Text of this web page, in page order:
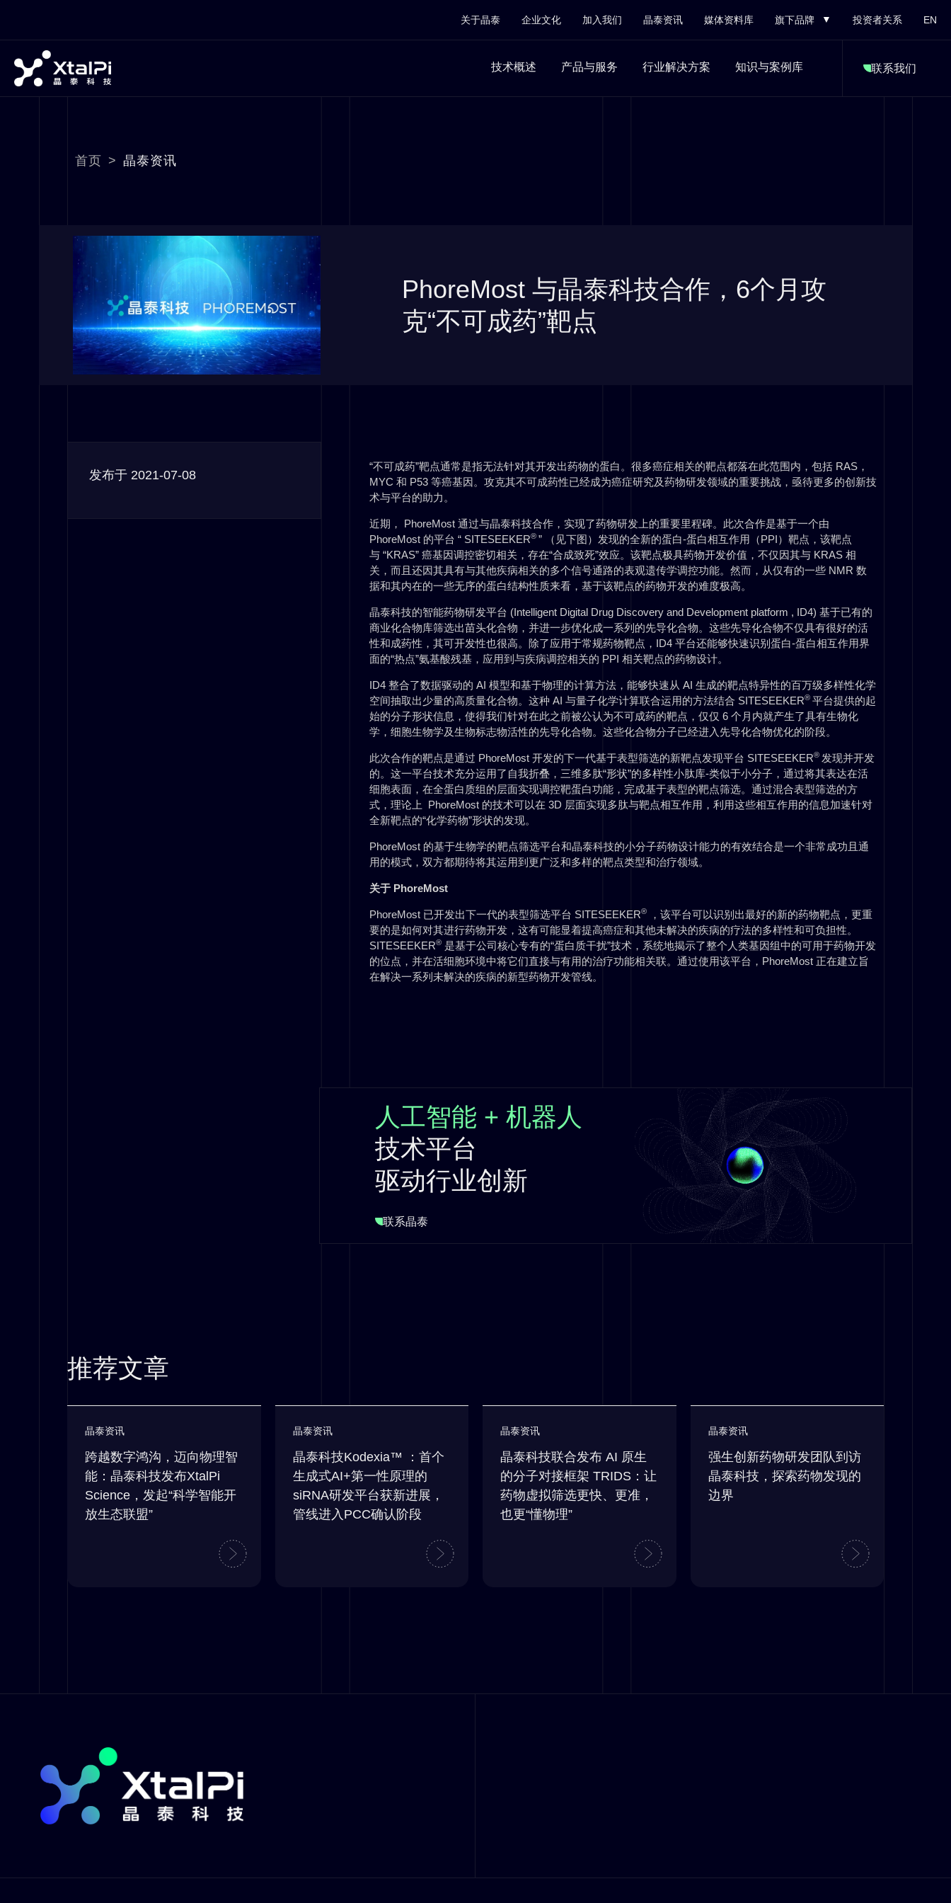
关于晶泰 企业文化 加入我们 晶泰资讯 媒体资料库 旗下品牌 投资者关系 EN
技术概述 产品与服务 行业解决方案 知识与案例库 联系我们
首页 > 晶泰资讯
PhoreMost 与晶泰科技合作，6个月攻
克“不可成药”靶点
发布于 2021-07-08
“不可成药”靶点通常是指无法针对其开发出药物的蛋白。很多癌症相关的靶点都落在此范围内，包括 RAS，
MYC 和 P53 等癌基因。攻克其不可成药性已经成为癌症研究及药物研发领域的重要挑战，亟待更多的创新技
术与平台的助力。
近期， PhoreMost 通过与晶泰科技合作，实现了药物研发上的重要里程碑。此次合作是基于一个由
PhoreMost 的平台 “ SITESEEKER® ” （见下图）发现的全新的蛋白-蛋白相互作用（PPI）靶点，该靶点
与 “KRAS” 癌基因调控密切相关，存在“合成致死”效应。该靶点极具药物开发价值，不仅因其与 KRAS 相
关，而且还因其具有与其他疾病相关的多个信号通路的表观遗传学调控功能。然而，从仅有的一些 NMR 数
据和其内在的一些无序的蛋白结构性质来看，基于该靶点的药物开发的难度极高。
晶泰科技的智能药物研发平台 (Intelligent Digital Drug Discovery and Development platform , ID4) 基于已有的
商业化合物库筛选出苗头化合物，并进一步优化成一系列的先导化合物。这些先导化合物不仅具有很好的活
性和成药性，其可开发性也很高。除了应用于常规药物靶点，ID4 平台还能够快速识别蛋白-蛋白相互作用界
面的“热点”氨基酸残基，应用到与疾病调控相关的 PPI 相关靶点的药物设计。
ID4 整合了数据驱动的 AI 模型和基于物理的计算方法，能够快速从 AI 生成的靶点特异性的百万级多样性化学
空间抽取出少量的高质量化合物。这种 AI 与量子化学计算联合运用的方法结合 SITESEEKER® 平台提供的起
始的分子形状信息，使得我们针对在此之前被公认为不可成药的靶点，仅仅 6 个月内就产生了具有生物化
学，细胞生物学及生物标志物活性的先导化合物。这些化合物分子已经进入先导化合物优化的阶段。
此次合作的靶点是通过 PhoreMost 开发的下一代基于表型筛选的新靶点发现平台 SITESEEKER® 发现并开发
的。这一平台技术充分运用了自我折叠，三维多肽“形状”的多样性小肽库-类似于小分子，通过将其表达在活
细胞表面，在全蛋白质组的层面实现调控靶蛋白功能，完成基于表型的靶点筛选。通过混合表型筛选的方
式，理论上 PhoreMost 的技术可以在 3D 层面实现多肽与靶点相互作用，利用这些相互作用的信息加速针对
全新靶点的“化学药物”形状的发现。
PhoreMost 的基于生物学的靶点筛选平台和晶泰科技的小分子药物设计能力的有效结合是一个非常成功且通
用的模式，双方都期待将其运用到更广泛和多样的靶点类型和治疗领域。
关于 PhoreMost
PhoreMost 已开发出下一代的表型筛选平台 SITESEEKER®，该平台可以识别出最好的新的药物靶点，更重
要的是如何对其进行药物开发，这有可能显着提高癌症和其他未解决的疾病的疗法的多样性和可负担性。
SITESEEKER®是基于公司核心专有的“蛋白质干扰”技术，系统地揭示了整个人类基因组中的可用于药物开发
的位点，并在活细胞环境中将它们直接与有用的治疗功能相关联。通过使用该平台，PhoreMost 正在建立旨
在解决一系列未解决的疾病的新型药物开发管线。
人工智能 + 机器人
技术平台
驱动行业创新
联系晶泰
推荐文章
晶泰资讯
跨越数字鸿沟，迈向物理智
能：晶泰科技发布XtalPi
Science，发起“科学智能开
放生态联盟”
晶泰资讯
晶泰科技Kodexia™ ：首个
生成式AI+第一性原理的
siRNA研发平台获新进展，
管线进入PCC确认阶段
晶泰资讯
晶泰科技联合发布 AI 原生
的分子对接框架 TRIDS：让
药物虚拟筛选更快、更准，
也更“懂物理”
晶泰资讯
强生创新药物研发团队到访
晶泰科技，探索药物发现的
边界